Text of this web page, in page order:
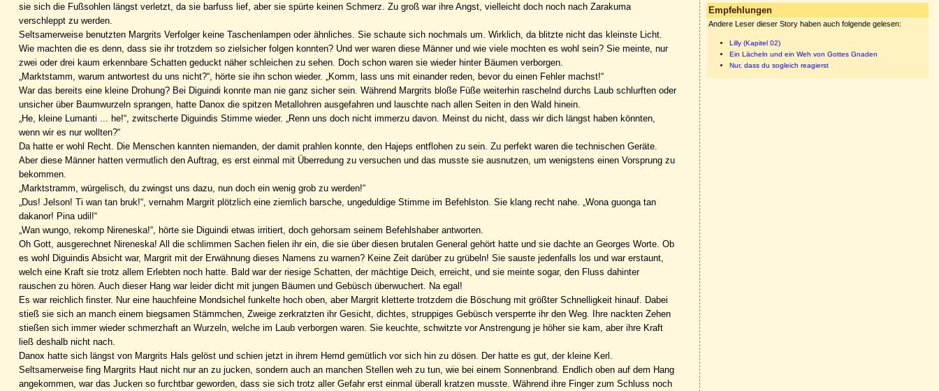
sie sich die Fußsohlen längst verletzt, da sie barfuss lief, aber sie spürte keinen Schmerz. Zu groß war ihre Angst, vielleicht doch noch nach Zarakuma
verschleppt zu werden.
Seltsamerweise benutzten Margrits Verfolger keine Taschenlampen oder ähnliches. Sie schaute sich nochmals um. Wirklich, da blitzte nicht das kleinste Licht.
Wie machten die es denn, dass sie ihr trotzdem so zielsicher folgen konnten? Und wer waren diese Männer und wie viele mochten es wohl sein? Sie meinte, nur
zwei oder drei kaum erkennbare Schatten geduckt näher schleichen zu sehen. Doch schon waren sie wieder hinter Bäumen verborgen.
„Marktstamm, warum antwortest du uns nicht?“, hörte sie ihn schon wieder. „Komm, lass uns mit einander reden, bevor du einen Fehler machst!“
War das bereits eine kleine Drohung? Bei Diguindi konnte man nie ganz sicher sein. Während Margrits bloße Füße weiterhin raschelnd durchs Laub schlurften oder
unsicher über Baumwurzeln sprangen, hatte Danox die spitzen Metallohren ausgefahren und lauschte nach allen Seiten in den Wald hinein.
„He, kleine Lumanti ... he!“, zwitscherte Diguindis Stimme wieder. „Renn uns doch nicht immerzu davon. Meinst du nicht, dass wir dich längst haben könnten,
wenn wir es nur wollten?“
Da hatte er wohl Recht. Die Menschen kannten niemanden, der damit prahlen konnte, den Hajeps entflohen zu sein. Zu perfekt waren die technischen Geräte.
Aber diese Männer hatten vermutlich den Auftrag, es erst einmal mit Überredung zu versuchen und das musste sie ausnutzen, um wenigstens einen Vorsprung zu
bekommen.
„Marktstramm, würgelisch, du zwingst uns dazu, nun doch ein wenig grob zu werden!“
„Dus! Jelson! Ti wan tan bruk!“, vernahm Margrit plötzlich eine ziemlich barsche, ungeduldige Stimme im Befehlston. Sie klang recht nahe. „Wona guonga tan
dakanor! Pina udil!“
„Wan wungo, rekomp Nireneska!“, hörte sie Diguindi etwas irritiert, doch gehorsam seinem Befehlshaber antworten.
Oh Gott, ausgerechnet Nireneska! All die schlimmen Sachen fielen ihr ein, die sie über diesen brutalen General gehört hatte und sie dachte an Georges Worte. Ob
es wohl Diguindis Absicht war, Margrit mit der Erwähnung dieses Namens zu warnen? Keine Zeit darüber zu grübeln! Sie sauste jedenfalls los und war erstaunt,
welch eine Kraft sie trotz allem Erlebten noch hatte. Bald war der riesige Schatten, der mächtige Deich, erreicht, und sie meinte sogar, den Fluss dahinter
rauschen zu hören. Auch dieser Hang war leider dicht mit jungen Bäumen und Gebüsch überwuchert. Na egal!
Es war reichlich finster. Nur eine hauchfeine Mondsichel funkelte hoch oben, aber Margrit kletterte trotzdem die Böschung mit größter Schnelligkeit hinauf. Dabei
stieß sie sich an manch einem biegsamen Stämmchen, Zweige zerkratzten ihr Gesicht, dichtes, struppiges Gebüsch versperrte ihr den Weg. Ihre nackten Zehen
stießen sich immer wieder schmerzhaft an Wurzeln, welche im Laub verborgen waren. Sie keuchte, schwitzte vor Anstrengung je höher sie kam, aber ihre Kraft
ließ deshalb nicht nach.
Danox hatte sich längst von Margrits Hals gelöst und schien jetzt in ihrem Hemd gemütlich vor sich hin zu dösen. Der hatte es gut, der kleine Kerl.
Seltsamerweise fing Margrits Haut nicht nur an zu jucken, sondern auch an manchen Stellen weh zu tun, wie bei einem Sonnenbrand. Endlich oben auf dem Hang
angekommen, war das Jucken so furchtbar geworden, dass sie sich trotz aller Gefahr erst einmal überall kratzen musste. Während ihre Finger zum Schluss noch
Empfehlungen
Andere Leser dieser Story haben auch folgende gelesen:
Lilly (Kapitel 02)
Ein Lächeln und ein Weh von Gottes Gnaden
Nur, dass du sogleich reagierst